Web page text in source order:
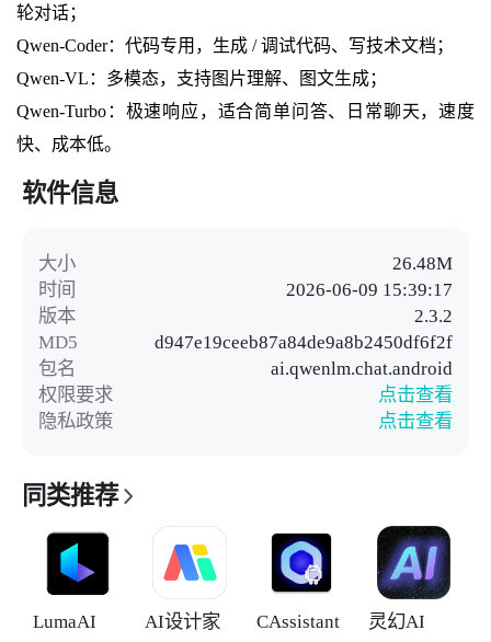
轮对话；
Qwen-Coder：代码专用，生成 / 调试代码、写技术文档；
Qwen-VL：多模态，支持图片理解、图文生成；
Qwen-Turbo：极速响应，适合简单问答、日常聊天，速度
快、成本低。
软件信息
大小
26.48M
时间
2026-06-09 15:39:17
版本
2.3.2
MD5
d947e19ceeb87a84de9a8b2450df6f2f
包名
ai.qwenlm.chat.android
权限要求
点击查看
隐私政策
点击查看
同类推荐
LumaAI AI设计家 CAssistant 灵幻AI